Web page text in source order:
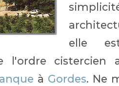
elle
l'ordre cistercien
à Gordes. Ne